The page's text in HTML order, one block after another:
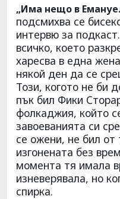
„Има нещо в
подсмихва се
интервю за
всичко, което
харесва в една
някой ден да се
Този, когото не би
пък бил Фики
фолкаджия, който
завоеванията си
се ожени, не бил
изгонената без
момента тя имала
изневерявала, но
спирка.